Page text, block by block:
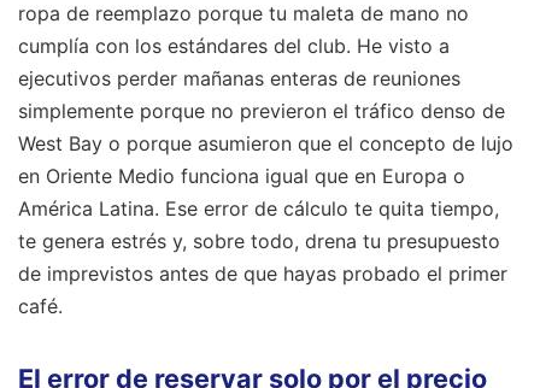
ropa de reemplazo porque tu maleta de mano no
cumplía con los estándares del club. He visto a
ejecutivos perder mañanas enteras de reuniones
simplemente porque no previeron el tráfico denso de
West Bay o porque asumieron que el concepto de lujo
en Oriente Medio funciona igual que en Europa o
América Latina. Ese error de cálculo te quita tiempo,
te genera estrés y, sobre todo, drena tu presupuesto
de imprevistos antes de que hayas probado el primer
café.
El error de reservar solo por el precio